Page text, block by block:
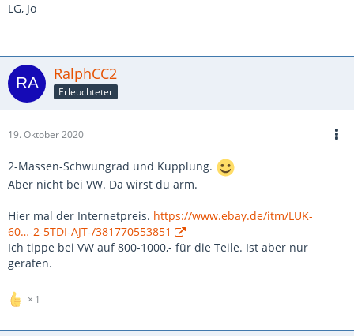
LG, Jo
RalphCC2
Erleuchteter
19. Oktober 2020
2-Massen-Schwungrad und Kupplung.
Aber nicht bei VW. Da wirst du arm.
Hier mal der Internetpreis. https://www.ebay.de/itm/LUK-
60…-2-5TDI-AJT-/381770553851
Ich tippe bei VW auf 800-1000,- für die Teile. Ist aber nur
geraten.
1